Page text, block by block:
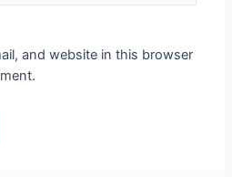
and website in this browser